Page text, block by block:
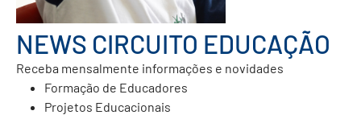
NEWS CIRCUITO EDUCAÇÃO
Receba mensalmente informações e novidades
Formação de Educadores
Projetos Educacionais